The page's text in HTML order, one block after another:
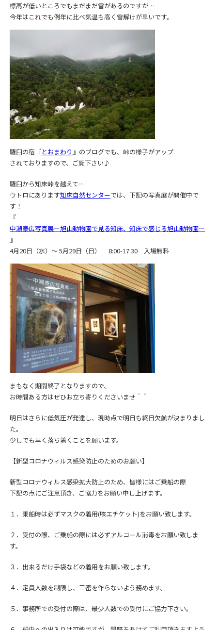
標高が低いところでもまだまだ雪があるのですが…
今年はこれでも例年に比べ気温も高く雪解けが早いです。
羅臼の宿『とおまわり 』のブログでも、峠の様子がアップ
されておりますので、ご覧下さい♪
羅臼から知床峠を越えて…
ウトロにあります知床自然センターでは、下記の写真展が開催中で
す！
『
中瀬泰広写真展ー旭山動物園で見る知床、知床で感じる旭山動物園ー
』
4月20日（水）～ 5月29日（日） 8:00-17:30 入場無料
まもなく期間終了となりますので、
お時間ある方はぜひお立ち寄りくださいませ＾＾
明日はさらに低気圧が発達し、現時点で明日も終日欠航が決まりまし
た。
少しでも早く落ち着くことを願います。
【新型コロナウィルス感染防止のためのお願い】
新型コロナウィルス感染拡大防止のため、皆様にはご乗船の際
下記の点にご注意頂き、 ご協力をお願い申し上げます。
１．乗船時は必ずマスクの着用(咳エチケット)をお願い致します。
２．受付の際、ご乗船の際には必ずアルコール消毒をお願い致しま
す。
３．出来るだけ手袋などの着用をお願い致します。
４．定員人数を制限し、三密を作らないよう務めます。
５．事務所での受付の際は、最少人数での受付にご協力下さい。